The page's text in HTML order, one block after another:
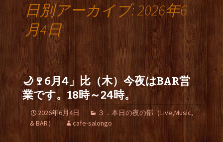
日別アーカイブ: 2026年6
月4日
🌙🍷6月4」比（木）今夜はBAR営
業です。18時～24時。
2026年6月4日
３．本日の夜の部（Live,Music,
& BAR）
cafe-salongo